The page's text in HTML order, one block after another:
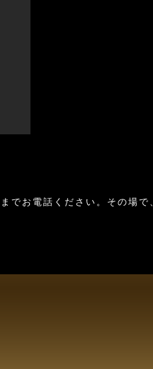
までお電話ください。その場